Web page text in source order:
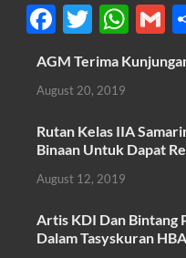
F
ac
e
b
o
o
k
T
w
itt
er
W
h
at
A
p
G
AGM Terima
August 20, 2019
Rutan Kelas IIA
Binaan Untuk Dapat
August 12, 2019
Artis KDI Dan Bintang
Dalam Tasyskuran